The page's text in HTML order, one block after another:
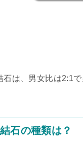
石は、男女比は2:1
石の種類は？